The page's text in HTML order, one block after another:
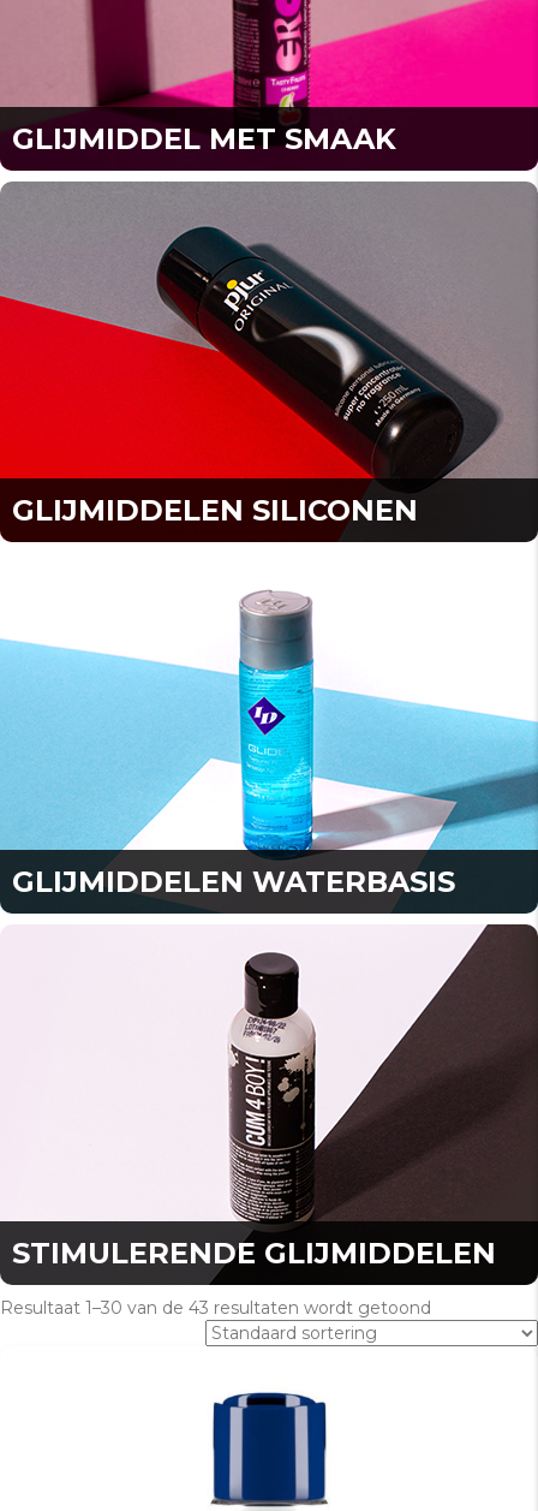
GLIJMIDDEL MET SMAAK
GLIJMIDDELEN SILICONEN
GLIJMIDDELEN WATERBASIS
STIMULERENDE GLIJMIDDELEN
Resultaat 1–30 van de 43 resultaten wordt getoond